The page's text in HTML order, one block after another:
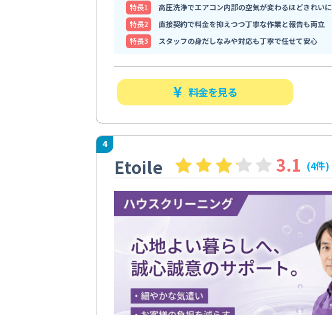
特⻑1
高圧洗浄でエアコン内部の空気が変わるほどきれいに
特⻑2
直接契約で料金を抑えつつ丁寧な作業と報告も両立
特⻑3
スタッフの身だしなみや対応も丁寧で任せて安心
料金を見る
4
Etoile 3.1 (4件)